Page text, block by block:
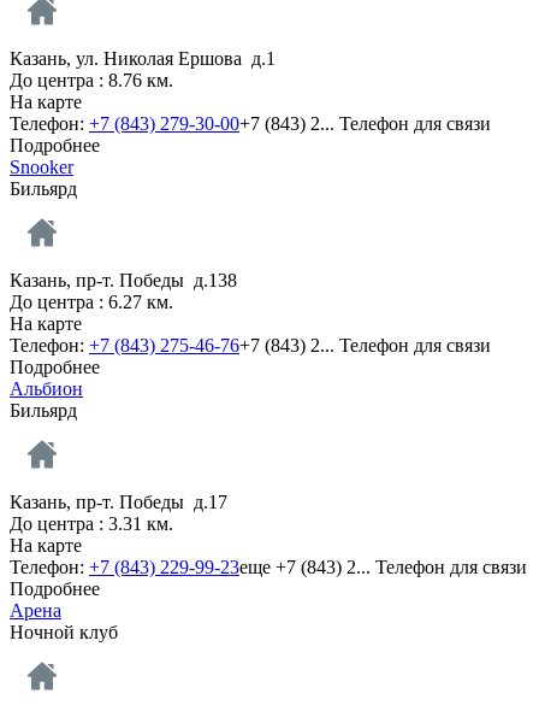
Казань, ул. Николая Ершова д.1
До центра : 8.76 км.
На карте
Телефон: +7 (843) 279-30-00+7 (843) 2... Телефон для связи
Подробнее
Snooker
Бильярд
Казань, пр-т. Победы д.138
До центра : 6.27 км.
На карте
Телефон: +7 (843) 275-46-76+7 (843) 2... Телефон для связи
Подробнее
Альбион
Бильярд
Казань, пр-т. Победы д.17
До центра : 3.31 км.
На карте
Телефон: +7 (843) 229-99-23еще +7 (843) 2... Телефон для связи
Подробнее
Арена
Ночной клуб